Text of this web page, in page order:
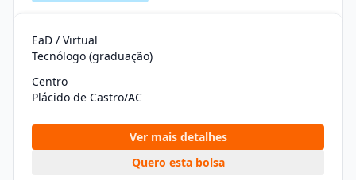
EaD / Virtual
Tecnólogo (graduação)
Centro
Plácido de Castro/AC
Ver mais detalhes
Quero esta bolsa